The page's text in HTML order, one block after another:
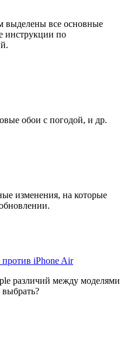
выделены все основные
инструкции по
обои с погодой, и др.
изменения, на которые
против iPhone Air
различий между моделями